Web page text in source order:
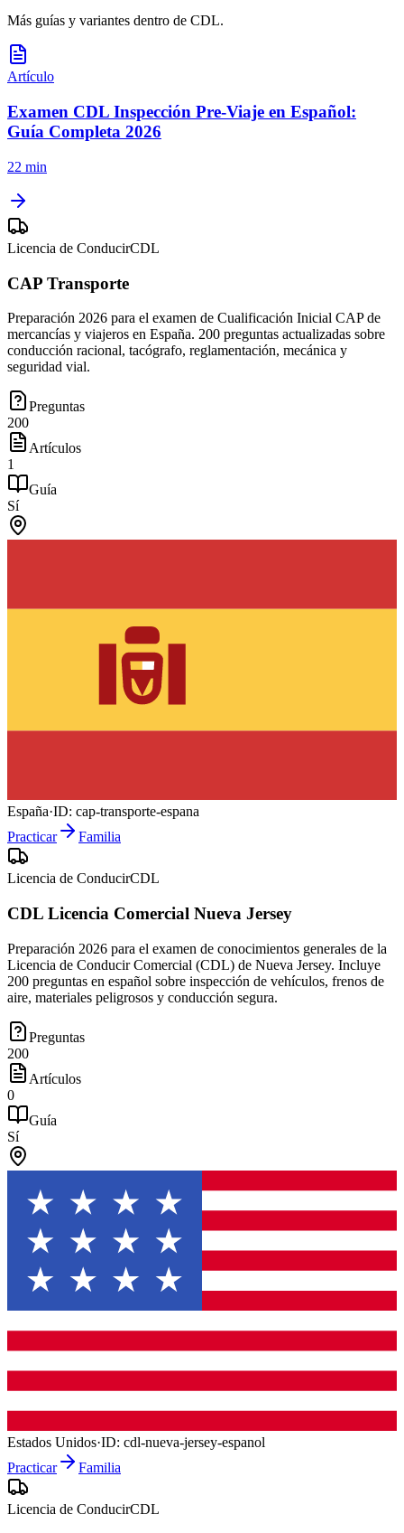
Más guías y variantes dentro de CDL.
Artículo
Examen CDL Inspección Pre-Viaje en Español:
Guía Completa 2026
22 min
Licencia de ConducirCDL
CAP Transporte
Preparación 2026 para el examen de Cualificación Inicial CAP de
mercancías y viajeros en España. 200 preguntas actualizadas sobre
conducción racional, tacógrafo, reglamentación, mecánica y
seguridad vial.
Preguntas
200
Artículos
1
Guía
Sí
España·ID: cap-transporte-espana
Practicar
Familia
Licencia de ConducirCDL
CDL Licencia Comercial Nueva Jersey
Preparación 2026 para el examen de conocimientos generales de la
Licencia de Conducir Comercial (CDL) de Nueva Jersey. Incluye
200 preguntas en español sobre inspección de vehículos, frenos de
aire, materiales peligrosos y conducción segura.
Preguntas
200
Artículos
0
Guía
Sí
Estados Unidos·ID: cdl-nueva-jersey-espanol
Practicar
Familia
Licencia de ConducirCDL